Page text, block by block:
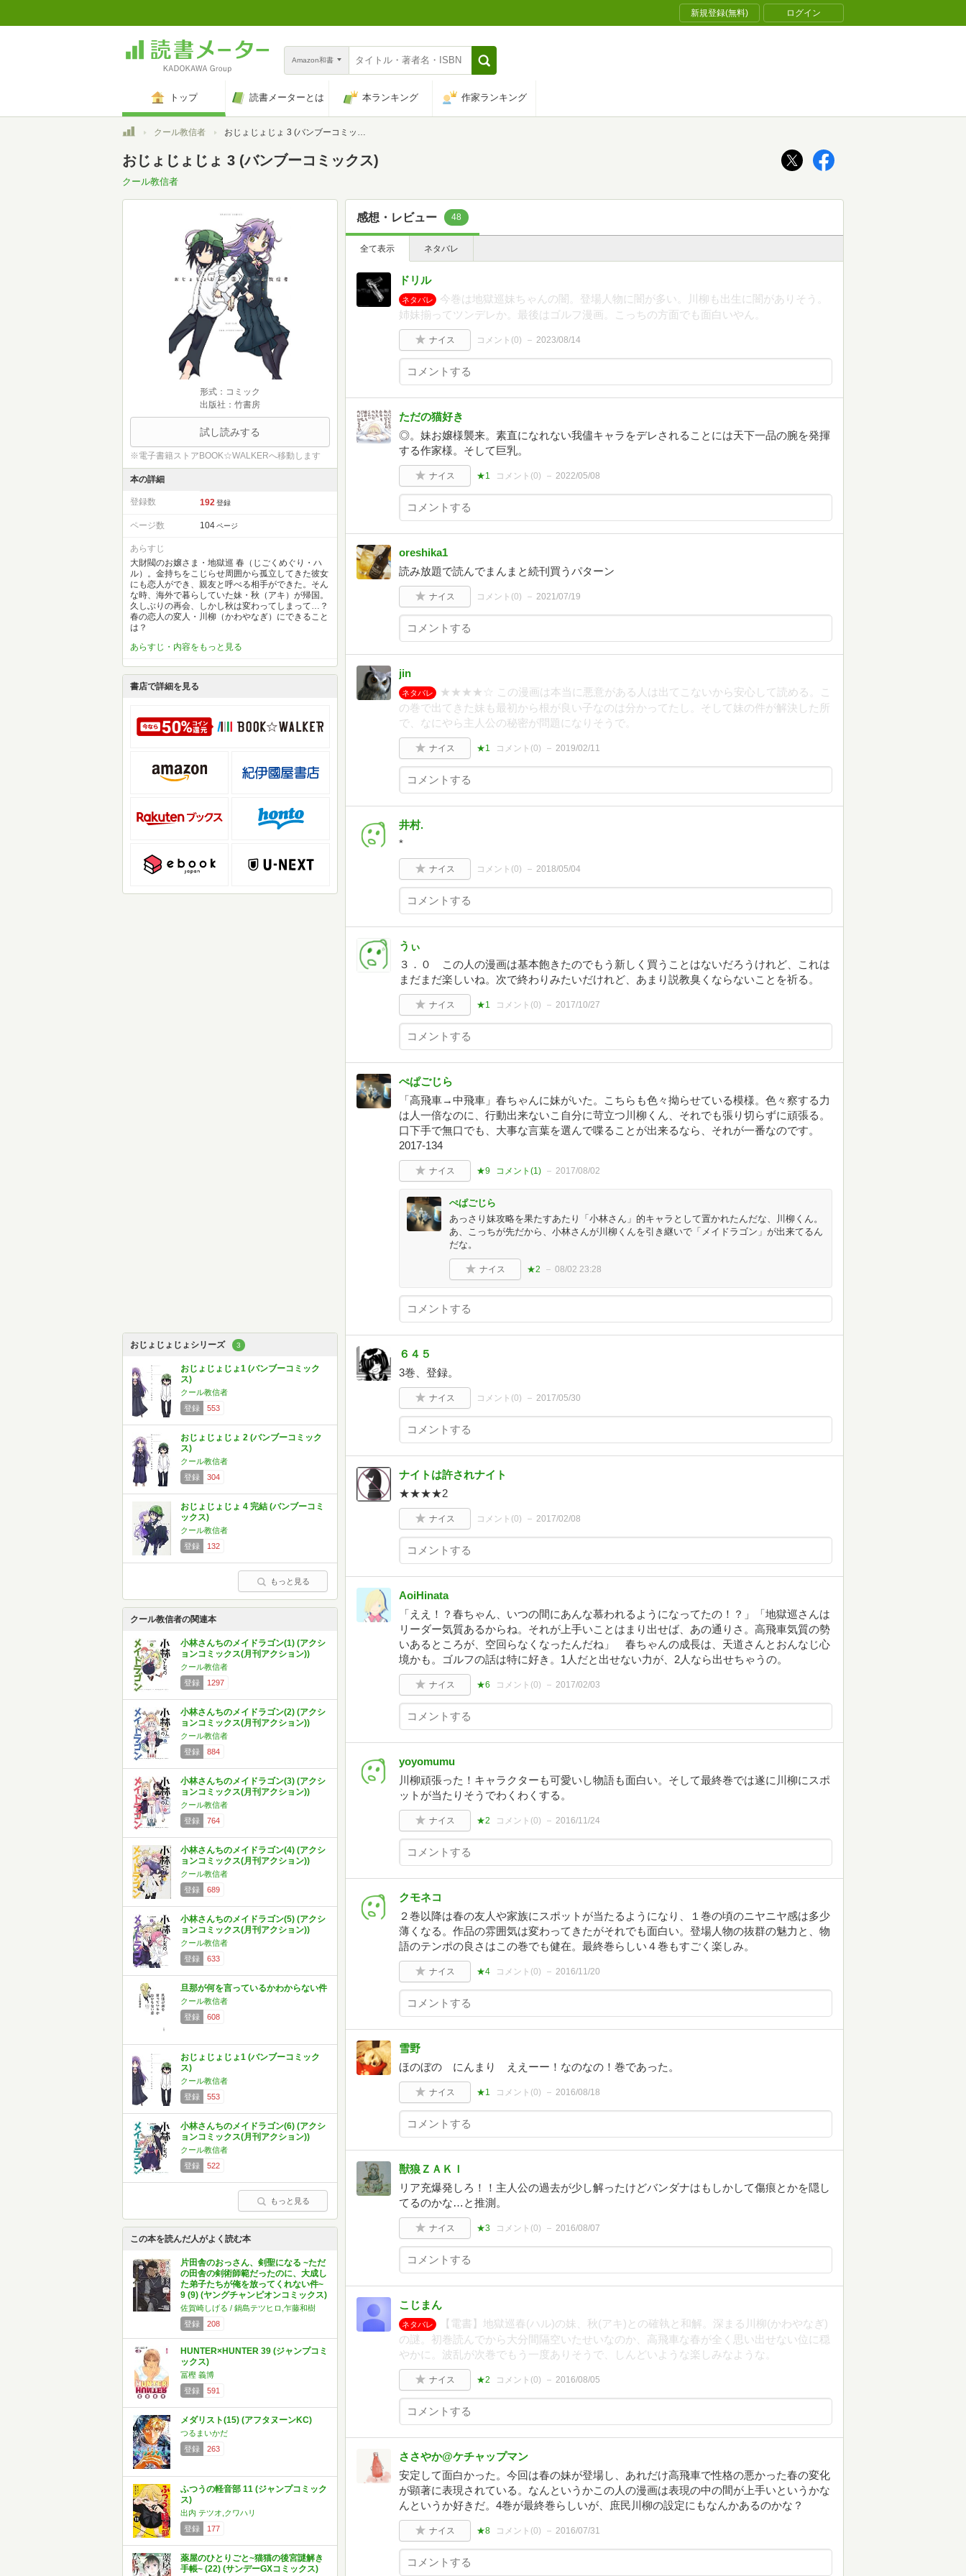
新規登録(無料) ログイン
Amazon和書
トップ 読書メーターとは 本ランキング 作家ランキング
トップクール教信者 おじょじょじょ 3 (バンブーコミックス)
おじょじょじょ 3 (バンブーコミックス)
クール教信者
形式：コミック
出版社：竹書房
試し読みする
※電子書籍ストアBOOK☆WALKERへ移動します
本の詳細
登録数 192 登録
ページ数 104 ページ
あらすじ
大財閥のお嬢さま・地獄巡 春（じごくめぐり・ハ
ル）。金持ちをこじらせ周囲から孤立してきた彼女
にも恋人ができ、親友と呼べる相手ができた。そん
な時、海外で暮らしていた妹・秋（アキ）が帰国。
久しぶりの再会、しかし秋は変わってしまって…？
春の恋人の変人・川柳（かわやなぎ）にできること
は？
あらすじ・内容をもっと見る
書店で詳細を見る
おじょじょじょシリーズ 3
おじょじょじょ1 (バンブーコミック
ス)
クール教信者
登録
553
おじょじょじょ 2 (バンブーコミック
ス)
クール教信者
登録
304
おじょじょじょ 4 完結 (バンブーコミ
ックス)
クール教信者
登録
132
もっと見る
クール教信者の関連本
小林さんちのメイドラゴン(1) (アクシ
ョンコミックス(月刊アクション))
クール教信者
登録
1297
小林さんちのメイドラゴン(2) (アクシ
ョンコミックス(月刊アクション))
クール教信者
登録
884
小林さんちのメイドラゴン(3) (アクシ
ョンコミックス(月刊アクション))
クール教信者
登録
764
小林さんちのメイドラゴン(4) (アクシ
ョンコミックス(月刊アクション))
クール教信者
登録
689
小林さんちのメイドラゴン(5) (アクシ
ョンコミックス(月刊アクション))
クール教信者
登録
633
旦那が何を言っているかわからない件
クール教信者
登録
608
おじょじょじょ1 (バンブーコミック
ス)
クール教信者
登録
553
小林さんちのメイドラゴン(6) (アクシ
ョンコミックス(月刊アクション))
クール教信者
登録
522
もっと見る
この本を読んだ人がよく読む本
片田舎のおっさん、剣聖になる ~ただ
の田舎の剣術師範だったのに、大成し
た弟子たちが俺を放ってくれない件~
9 (9) (ヤングチャンピオンコミックス)
佐賀崎しげる / 鍋島テツヒロ,乍藤和樹
登録
208
HUNTER×HUNTER 39 (ジャンプコミ
ックス)
冨樫 義博
登録
591
メダリスト(15) (アフタヌーンKC)
つるまいかだ
登録
263
ふつうの軽音部 11 (ジャンプコミック
ス)
出内 テツオ,クワハリ
登録
177
薬屋のひとりごと~猫猫の後宮謎解き
手帳~ (22) (サンデーGXコミックス)
感想・レビュー 48
全て表示 ネタバレ
ドリル
ネタバレ
今巻は地獄巡妹ちゃんの闇。登場人物に闇が多い。川柳も出生に闇がありそう。
姉妹揃ってツンデレか。最後はゴルフ漫画。こっちの方面でも面白いやん。
ナイス コメント(0) 2023/08/14
ただの猫好き
◎。妹お嬢様襲来。素直になれない我儘キャラをデレされることには天下一品の腕を発揮
する作家様。そして巨乳。
ナイス ★1 コメント(0) 2022/05/08
oreshika1
読み放題で読んでまんまと続刊買うパターン
ナイス コメント(0) 2021/07/19
jin
ネタバレ
★★★★☆ この漫画は本当に悪意がある人は出てこないから安心して読める。こ
の巻で出てきた妹も最初から根が良い子なのは分かってたし。そして妹の件が解決した所
で、なにやら主人公の秘密が問題になりそうで。
ナイス ★1 コメント(0) 2019/02/11
井村.
*
ナイス コメント(0) 2018/05/04
うぃ
３．０ この人の漫画は基本飽きたのでもう新しく買うことはないだろうけれど、これは
まだまだ楽しいね。次で終わりみたいだけれど、あまり説教臭くならないことを祈る。
ナイス ★1 コメント(0) 2017/10/27
ぺぱごじら
「高飛車→中飛車」春ちゃんに妹がいた。こちらも色々拗らせている模様。色々察する力
は人一倍なのに、行動出来ないこ自分に苛立つ川柳くん、それでも張り切らずに頑張る。
口下手で無口でも、大事な言葉を選んで喋ることが出来るなら、それが一番なのです。
2017-134
ナイス ★9 コメント(1) 2017/08/02
ぺぱごじら
あっさり妹攻略を果たすあたり「小林さん」的キャラとして置かれたんだな、川柳くん。
あ、こっちが先だから、小林さんが川柳くんを引き継いで「メイドラゴン」が出来てるん
だな。
ナイス ★2 08/02 23:28
６４５
3巻、登録。
ナイス コメント(0) 2017/05/30
ナイトは許されナイト
★★★★2
ナイス コメント(0) 2017/02/08
AoiHinata
「ええ！？春ちゃん、いつの間にあんな慕われるようになってたの！？」「地獄巡さんは
リーダー気質あるからね。それが上手いことはまり出せば、あの通りさ。高飛車気質の勢
いあるところが、空回らなくなったんだね」 春ちゃんの成長は、天道さんとおんなじ心
境かも。ゴルフの話は特に好き。1人だと出せない力が、2人なら出せちゃうの。
ナイス ★6 コメント(0) 2017/02/03
yoyomumu
川柳頑張った！キャラクターも可愛いし物語も面白い。そして最終巻では遂に川柳にスポ
ットが当たりそうでわくわくする。
ナイス ★2 コメント(0) 2016/11/24
クモネコ
２巻以降は春の友人や家族にスポットが当たるようになり、１巻の頃のニヤニヤ感は多少
薄くなる。作品の雰囲気は変わってきたがそれでも面白い。登場人物の抜群の魅力と、物
語のテンポの良さはこの巻でも健在。最終巻らしい４巻もすごく楽しみ。
ナイス ★4 コメント(0) 2016/11/20
雪野
ほのぼの にんまり ええーー！なのなの！巻であった。
ナイス ★1 コメント(0) 2016/08/18
獣狼ＺＡＫＩ
リア充爆発しろ！！主人公の過去が少し解ったけどバンダナはもしかして傷痕とかを隠し
てるのかな…と推測。
ナイス ★3 コメント(0) 2016/08/07
こじまん
ネタバレ
【電書】地獄巡春(ハル)の妹、秋(アキ)との確執と和解。深まる川柳(かわやなぎ)
の謎。初巻読んでから大分間隔空いたせいなのか、高飛車な春が全く思い出せない位に穏
やかに。波乱が次巻でもう一度ありそうで、しんどいような楽しみなような。
ナイス ★2 コメント(0) 2016/08/05
ささやか@ケチャップマン
安定して面白かった。今回は春の妹が登場し、あれだけ高飛車で性格の悪かった春の変化
が顕著に表現されている。なんというかこの人の漫画は表現の中の間が上手いというかな
んというか好きだ。4巻が最終巻らしいが、庶民川柳の設定にもなんかあるのかな？
ナイス ★8 コメント(0) 2016/07/31